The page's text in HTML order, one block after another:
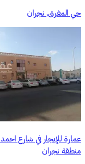
حي المفرق, نجران
عمارة للإيجار في شارع
منطقة نجران